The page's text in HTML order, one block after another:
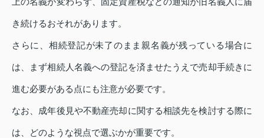
き続けるおそれがあります。
さらに、相続登記が未了のまま親名義が残っている場合に
は、まず相続人名義への登記を済ませたうえで売却手続きに
進む必要がある点にも注意が必要です。
なお、成年後見や不動産売却に関する相談先を検討する際に
は、どのような視点で選ぶかが重要です。